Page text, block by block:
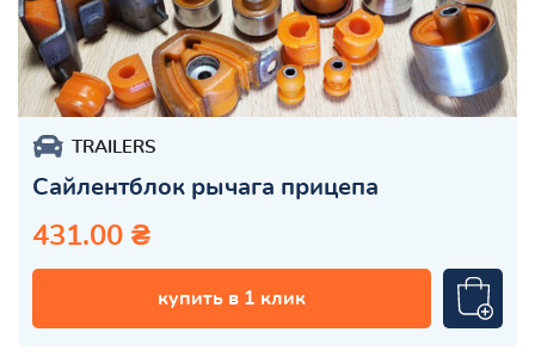
TRAILERS
Сайлентблок рычага прицепа
431.00 ₴
купить в 1 клик